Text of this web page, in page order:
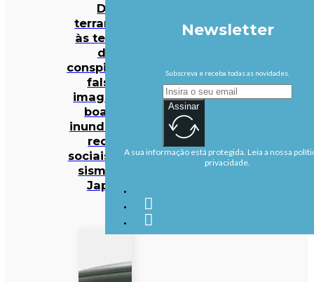
Do
terramoto
às teorias
da
conspiração:
falsas
imagens e
boatos
inundam as
redes
sociais após
sismo no
Japão
Newsletter
Subscreva e receba todas as novidades.
Assinar
A sua informação está protegida. Leia a nossa
privacidade.